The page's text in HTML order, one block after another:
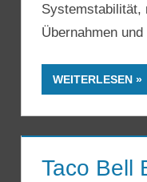
Systemstabilität,
Übernahmen
WEITERLESEN
Taco Bell